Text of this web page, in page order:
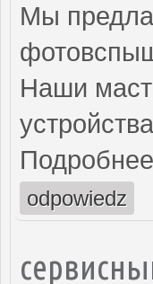
Мы
Наши
odpowiedz